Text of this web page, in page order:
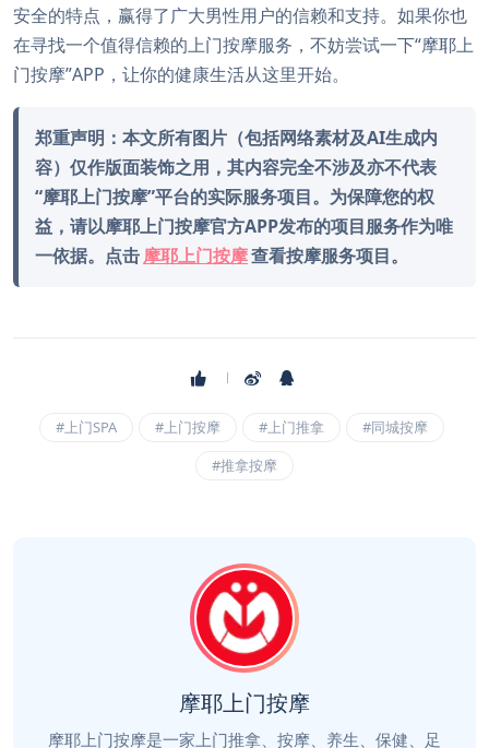
安全的特点，赢得了广大男性用户的信赖和支持。如果你也
在寻找一个值得信赖的上门按摩服务，不妨尝试一下“摩耶上
门按摩”APP，让你的健康生活从这里开始。
郑重声明：本文所有图片（包括网络素材及AI生成内
容）仅作版面装饰之用，其内容完全不涉及亦不代表
“摩耶上门按摩”平台的实际服务项目。为保障您的权
益，请以摩耶上门按摩官方APP发布的项目服务作为唯
一依据。点击摩耶上门按摩查看按摩服务项目。
#上门SPA #上门按摩 #上门推拿
#同城按摩
#推拿按摩
摩耶上门按摩
摩耶上门按摩是一家上门推拿、按摩、养生、保健、足